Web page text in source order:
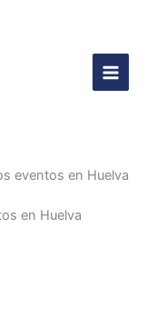
Main
eventos en Huelva
en Huelva